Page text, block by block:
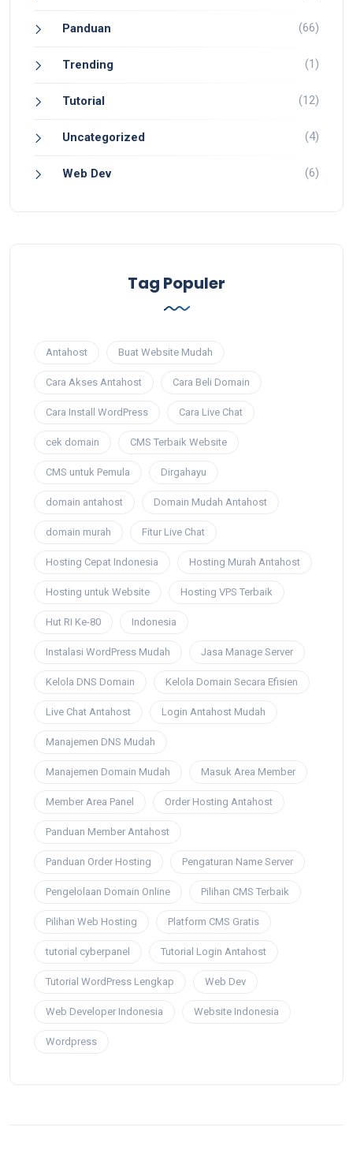
Panduan (66)
Trending (1)
Tutorial (12)
Uncategorized (4)
Web Dev (6)
Tag Populer
Antahost Buat Website Mudah
Cara Akses Antahost Cara Beli Domain
Cara Install WordPress Cara Live Chat
cek domain CMS Terbaik Website
CMS untuk Pemula Dirgahayu
domain antahost Domain Mudah Antahost
domain murah Fitur Live Chat
Hosting Cepat Indonesia Hosting Murah Antahost
Hosting untuk Website Hosting VPS Terbaik
Hut RI Ke-80 Indonesia
Instalasi WordPress Mudah Jasa Manage Server
Kelola DNS Domain Kelola Domain Secara Efisien
Live Chat Antahost Login Antahost Mudah
Manajemen DNS Mudah
Manajemen Domain Mudah Masuk Area Member
Member Area Panel Order Hosting Antahost
Panduan Member Antahost
Panduan Order Hosting Pengaturan Name Server
Pengelolaan Domain Online Pilihan CMS Terbaik
Pilihan Web Hosting Platform CMS Gratis
tutorial cyberpanel Tutorial Login Antahost
Tutorial WordPress Lengkap Web Dev
Web Developer Indonesia Website Indonesia
Wordpress